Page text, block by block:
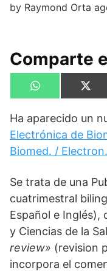
by Raymond Orta
Comparte
Compartir
en
W
h
t
s
A
p
p
en
X
(
w
i
t
t
e
)
Ha aparecido un
Electrónica de
Biomed. /
Se trata de una
cuatrimestral
Español e Inglés),
y Ciencias de la
review» (revision
incorpora el